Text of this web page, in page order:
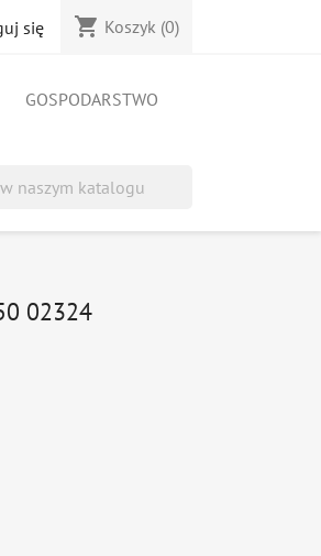
się shopping_cart Koszyk (0)
GOSPODARSTWO
02324